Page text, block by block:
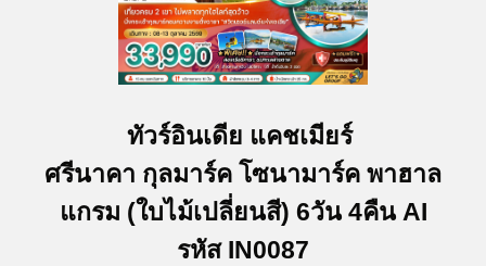
ทัวร์อินเดีย แคชเมียร์
ศรีนาคา กุลมาร์ค โซนามาร์ค พาฮาล
แกรม (ใบไม้เปลี่ยนสี) 6วัน 4คืน AI
รหัส IN0087